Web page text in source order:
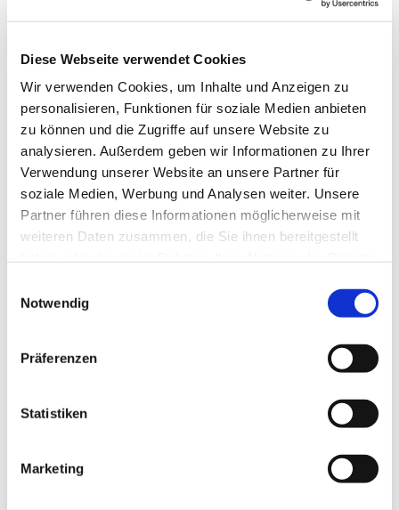
Diese Webseite verwendet Cookies
Wir verwenden Cookies, um Inhalte und Anzeigen zu
personalisieren, Funktionen für soziale Medien anbieten
zu können und die Zugriffe auf unsere Website zu
analysieren. Außerdem geben wir Informationen zu Ihrer
Verwendung unserer Website an unsere Partner für
soziale Medien, Werbung und Analysen weiter. Unsere
Partner führen diese Informationen möglicherweise mit
weiteren Daten zusammen, die Sie ihnen bereitgestellt
Notwendig
Präferenzen
Statistiken
Marketing
Samstag, 3. April 2027, 18:00 Uhr
Gemeindezentrum, Südwall 5,
46282 Dorsten